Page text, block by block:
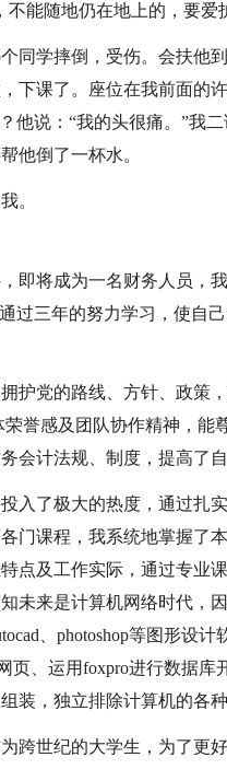
能随地仍在地上的，要爱
同学摔倒，受伤。会扶他
下课了。座位在我前面的
他说：“我的头很痛。”我
他倒了一杯水。
。
即将成为一名财务人员，
过三年的努力学习，使自
护党的路线、方针、政策
誉感及团队协作精神，能
会计法规、制度，提高了
入了极大的热度，通过扎
门课程，我系统地掌握了
点及工作实际，通过专业
未来是计算机网络时代，
、photoshop等图形设计
页、运用foxpro进行数据
装，独立排除计算机的各种
跨世纪的大学生，为了更